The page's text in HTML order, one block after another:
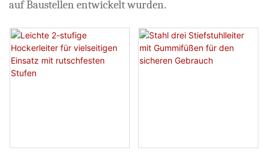
auf Baustellen entwickelt wurden.